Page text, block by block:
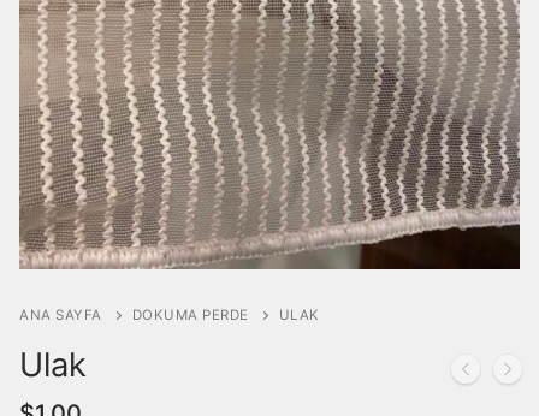
Armürlü Tül Perde
Brode Tül Perde
Yakut Serisi Brode Tül Perde
Keten Tül Perde
Örme Perde
İLETİŞİM
ANA SAYFA DOKUMA PERDE ULAK
Ulak